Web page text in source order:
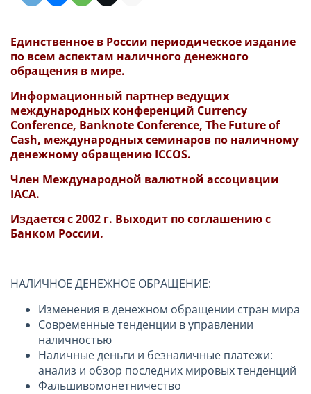
Единственное в России периодическое издание
по всем аспектам наличного денежного
обращения в мире.
Информационный партнер ведущих
международных конференций Currency
Conference, Banknote Conference, The Future of
Cash, международных семинаров по наличному
денежному обращению ICCOS.
Член Международной валютной ассоциации
IACA.
Издается с 2002 г. Выходит по соглашению с
Банком России.
НАЛИЧНОЕ ДЕНЕЖНОЕ ОБРАЩЕНИЕ:
Изменения в денежном обращении стран мира
Современные тенденции в управлении
наличностью
Наличные деньги и безналичные платежи:
анализ и обзор последних мировых тенденций
Фальшивомонетничество